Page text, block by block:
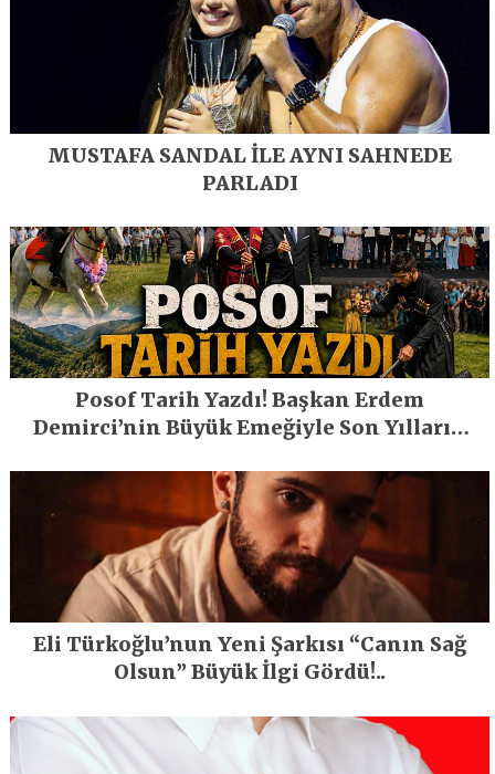
MUSTAFA SANDAL İLE AYNI SAHNEDE
PARLADI
Posof Tarih Yazdı! Başkan Erdem
Demirci’nin Büyük Emeğiyle Son Yılların
Eli Türkoğlu’nun Yeni Şarkısı “Canın Sağ
Olsun” Büyük İlgi Gördü!..